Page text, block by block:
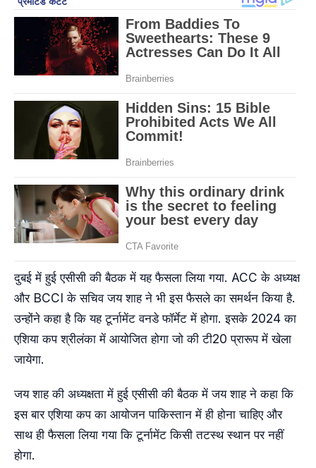
दुबई में हुई एसीसी की बैठक में यह फैसला लिया गया. ACC के अध्यक्ष
और BCCI के सचिव जय शाह ने भी इस फैसले का समर्थन किया है.
उन्होंने कहा है कि यह टूर्नामेंट वनडे फॉर्मेट में होगा. इसके 2024 का
एशिया कप श्रीलंका में आयोजित होगा जो की टी20 प्रारूप में खेला
जायेगा.
जय शाह की अध्यक्षता में हुई एसीसी की बैठक में जय शाह ने कहा कि
इस बार एशिया कप का आयोजन पाकिस्तान में ही होना चाहिए और
साथ ही फैसला लिया गया कि टूर्नामेंट किसी तटस्थ स्थान पर नहीं
होगा.